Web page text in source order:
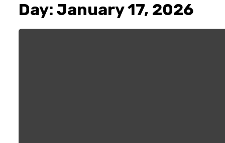
Day: January 17, 2026